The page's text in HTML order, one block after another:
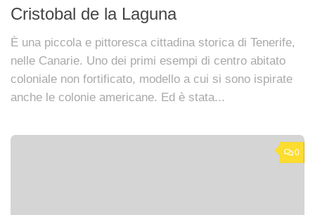
Cristobal de la Laguna
È una piccola e pittoresca cittadina storica di Tenerife,
nelle Canarie. Uno dei primi esempi di centro abitato
coloniale non fortificato, modello a cui si sono ispirate
anche le colonie americane. Ed è stata...
0